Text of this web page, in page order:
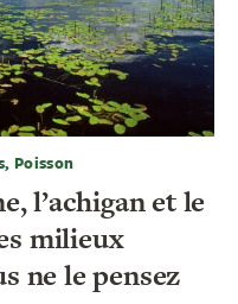
Poisson
l’achigan et le
milieux
ne le pensez